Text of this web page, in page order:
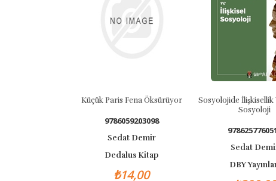
Küçük Paris Fena Öksürüyor
9786059203098
Sedat Demir
Dedalus Kitap
₺14,00
Sosyolojide İlişkisellik
Sosyoloji
Sedat
DBY